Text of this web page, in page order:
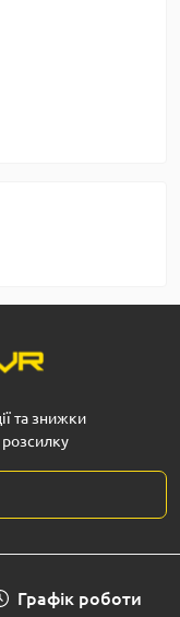
та знижки
Графік роботи